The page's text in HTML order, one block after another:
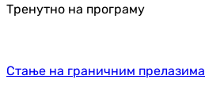
Тренутно на програму
Стање на граничним прелазима